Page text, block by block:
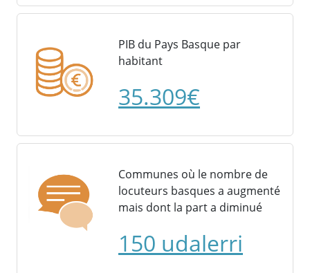
PIB du Pays Basque par
habitant
35.309€
Communes où le nombre de
locuteurs basques a augmenté
mais dont la part a diminué
150 udalerri